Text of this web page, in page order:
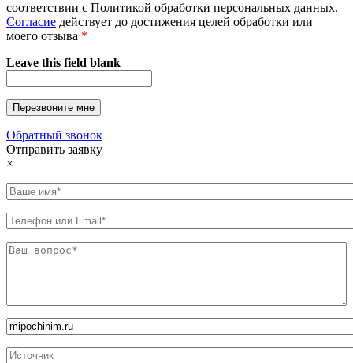
соответствии с Политикой обработки персональных данных.
Согласие действует до достижения целей обработки или
моего отзыва *
Leave this field blank
Обратный звонок
Отправить заявку
×